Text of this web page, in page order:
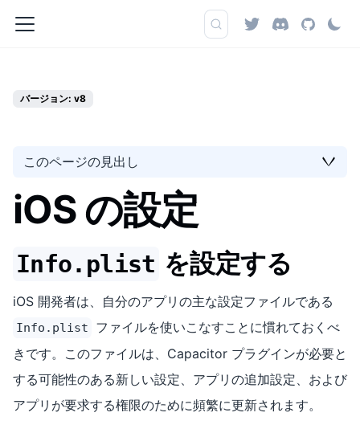
バージョン: v8
このページの見出し
iOS の設定
Info.plist を設定する
iOS 開発者は、自分のアプリの主な設定ファイルである
Info.plist
ファイルを使いこなすことに慣れておくべ
きです。このファイルは、Capacitor プラグインが必要と
する可能性のある新しい設定、アプリの追加設定、および
アプリが要求する権限のために頻繁に更新されます。